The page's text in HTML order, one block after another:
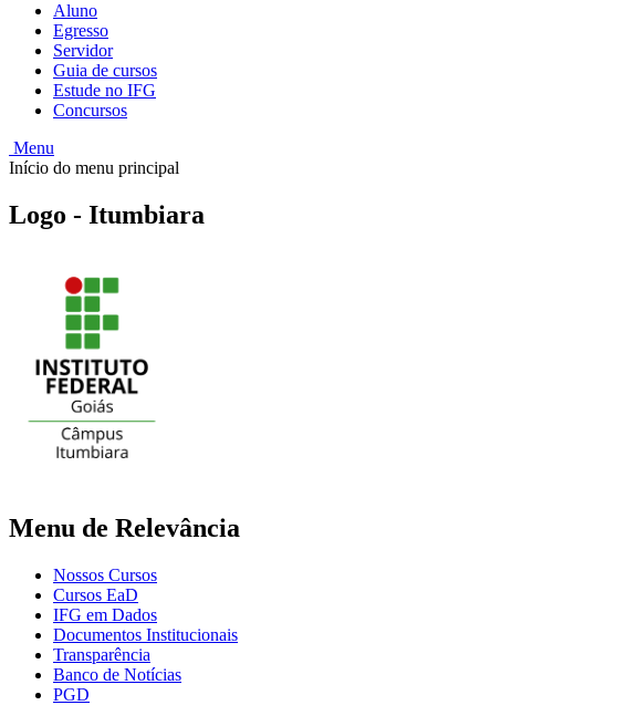
Aluno
Egresso
Servidor
Guia de cursos
Estude no IFG
Concursos
Menu
Início do menu principal
Logo - Itumbiara
Menu de Relevância
Nossos Cursos
Cursos EaD
IFG em Dados
Documentos Institucionais
Transparência
Banco de Notícias
PGD